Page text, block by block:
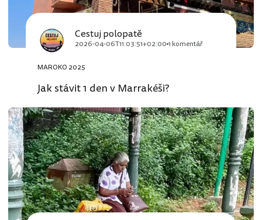
Cestuj polopatě
2026-04-06T11:03:51+02:00 1 komentář
MAROKO 2025
Jak stávit 1 den v Marrakéši?